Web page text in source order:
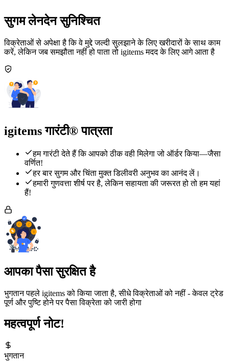
सुगम लेनदेन सुनिश्चित
विक्रेताओं से अपेक्षा है कि वे मुद्दे जल्दी सुलझाने के लिए खरीदारों के साथ काम
करें, लेकिन जब समझौता नहीं हो पाता तो igitems मदद के लिए आगे आता है
igitems गारंटी® पात्रता
हम गारंटी देते हैं कि आपको ठीक वही मिलेगा जो ऑर्डर किया—जैसा
वर्णित!
हर बार सुगम और चिंता मुक्त डिलीवरी अनुभव का आनंद लें।
हमारी गुणवत्ता शीर्ष पर है, लेकिन सहायता की जरूरत हो तो हम यहां
हैं!
आपका पैसा सुरक्षित है
भुगतान पहले igitems को किया जाता है, सीधे विक्रेताओं को नहीं - केवल ट्रेड
पूर्ण और पुष्टि होने पर पैसा विक्रेता को जारी होगा
महत्वपूर्ण नोट!
भुगतान